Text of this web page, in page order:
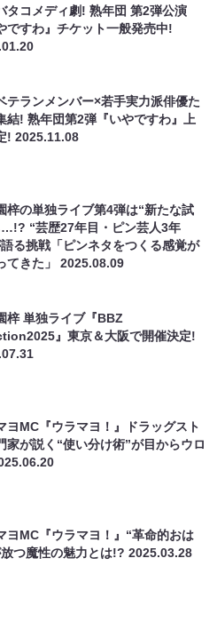
タコメディ劇! 熟年団 第2弾公演
ですわ』チケット一般発売中!
テランメンバー×若手実力派俳優た
結! 熟年団第2弾『いやですわ』上
!2025.11.08
梓の単独ライブ第4弾は“新たな試
…!? “芸歴27年目・ピン芸人3年
語る挑戦「ピンネタをつくる感覚が
てきた」2025.08.09
梓 単独ライブ『BBZ
』東京＆大阪で開催決定!
ヨMC『ウラマヨ！』ドラッグスト
家が説く“使い分け術”が目からウロ
ヨMC『ウラマヨ！』“革命的おは
放つ魔性の魅力とは!?2025.03.28